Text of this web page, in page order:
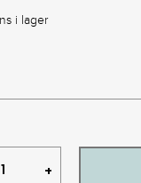
i lager